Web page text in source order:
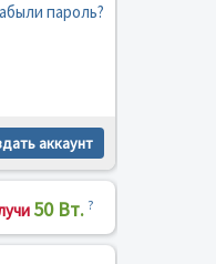
пароль?
аккаунт
50 Вт. ?